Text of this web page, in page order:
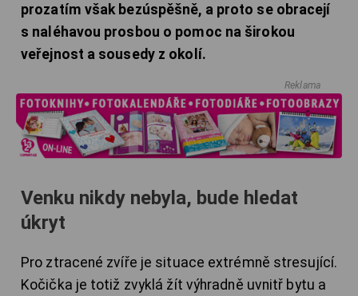
prozatím však bezúspěšně, a proto se obracejí
s naléhavou prosbou o pomoc na širokou
veřejnost a sousedy z okolí.
Reklama
Venku nikdy nebyla, bude hledat
úkryt
Pro ztracené zvíře je situace extrémně stresující.
Kočička je totiž zvyklá žít výhradně uvnitř bytu a